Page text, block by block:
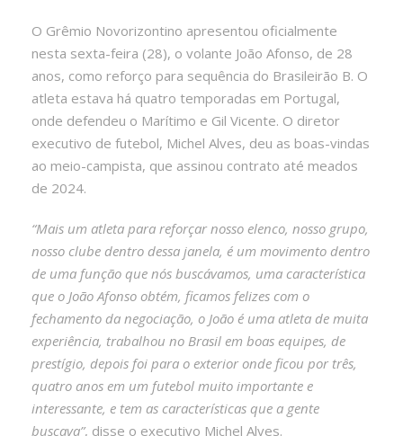
O Grêmio Novorizontino apresentou oficialmente
nesta sexta-feira (28), o volante João Afonso, de 28
anos, como reforço para sequência do Brasileirão B. O
atleta estava há quatro temporadas em Portugal,
onde defendeu o Marítimo e Gil Vicente. O diretor
executivo de futebol, Michel Alves, deu as boas-vindas
ao meio-campista, que assinou contrato até meados
de 2024.
“Mais um atleta para reforçar nosso elenco, nosso grupo,
nosso clube dentro dessa janela, é um movimento dentro
de uma função que nós buscávamos, uma característica
que o João Afonso obtém, ficamos felizes com o
fechamento da negociação, o João é uma atleta de muita
experiência, trabalhou no Brasil em boas equipes, de
prestígio, depois foi para o exterior onde ficou por três,
quatro anos em um futebol muito importante e
interessante, e tem as características que a gente
buscava”, disse o executivo Michel Alves.